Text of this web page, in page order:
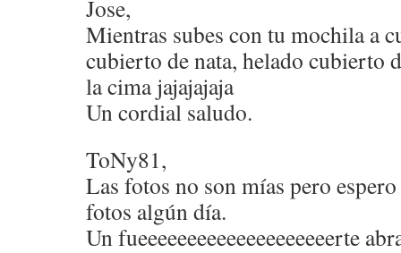
Jose,
Mientras subes con tu mochila a
cubierto de nata, helado cubierto
la cima jajajajaja
Un cordial saludo.
ToNy81,
Las fotos no son mías pero
fotos algún día.
Un fueeeeeeeeeeeeeeeeeeeerte